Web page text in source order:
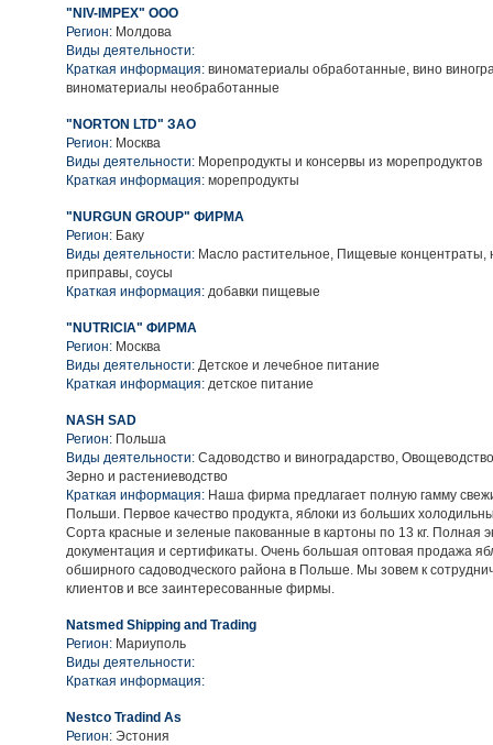
"NIV-IMPEX" ООО
Регион: Молдова
Виды деятельности:
Краткая информация: виноматериалы обработанные, вино
виноматериалы необработанные
"NORTON LTD" ЗАО
Регион: Москва
Виды деятельности: Морепродукты и консервы из морепродуктов
Краткая информация: морепродукты
"NURGUN GROUP" ФИРМА
Регион: Баку
Виды деятельности: Масло растительное, Пищевые концентраты,
приправы, соусы
Краткая информация: добавки пищевые
"NUTRICIA" ФИРМА
Регион: Москва
Виды деятельности: Детское и лечебное питание
Краткая информация: детское питание
NASH SAD
Регион: Польша
Виды деятельности: Садоводство и виноградарство,
Зерно и растениеводство
Краткая информация: Наша фирма предлагает полную гамму
Польши. Первое качество продукта, яблоки из больших
Сорта красные и зеленые пакованные в картоны по 13 кг. Полная
документация и сертификаты. Очень большая оптовая продажа
обширного садоводческого района в Польше. Мы зовем к
клиентов и все заинтересованные фирмы.
Natsmed Shipping and Trading
Регион: Мариуполь
Виды деятельности:
Краткая информация:
Nestco Tradind As
Регион: Эстония